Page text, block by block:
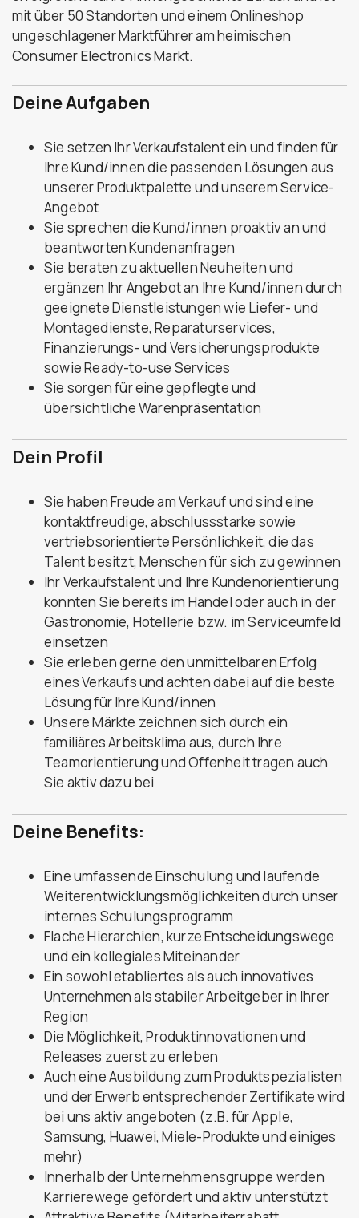
mit über 50 Standorten und einem Onlineshop
ungeschlagener Marktführer am heimischen
Consumer Electronics Markt.
Deine Aufgaben
Sie setzen Ihr Verkaufstalent ein und finden für
Ihre Kund/innen die passenden Lösungen aus
unserer Produktpalette und unserem Service-
Angebot
Sie sprechen die Kund/innen proaktiv an und
beantworten Kundenanfragen
Sie beraten zu aktuellen Neuheiten und
ergänzen Ihr Angebot an Ihre Kund/innen durch
geeignete Dienstleistungen wie Liefer- und
Montagedienste, Reparaturservices,
Finanzierungs- und Versicherungsprodukte
sowie Ready-to-use Services
Sie sorgen für eine gepflegte und
übersichtliche Warenpräsentation
Dein Profil
Sie haben Freude am Verkauf und sind eine
kontaktfreudige, abschlussstarke sowie
vertriebsorientierte Persönlichkeit, die das
Talent besitzt, Menschen für sich zu gewinnen
Ihr Verkaufstalent und Ihre Kundenorientierung
konnten Sie bereits im Handel oder auch in der
Gastronomie, Hotellerie bzw. im Serviceumfeld
einsetzen
Sie erleben gerne den unmittelbaren Erfolg
eines Verkaufs und achten dabei auf die beste
Lösung für Ihre Kund/innen
Unsere Märkte zeichnen sich durch ein
familiäres Arbeitsklima aus, durch Ihre
Teamorientierung und Offenheit tragen auch
Sie aktiv dazu bei
Deine Benefits:
Eine umfassende Einschulung und laufende
Weiterentwicklungsmöglichkeiten durch unser
internes Schulungsprogramm
Flache Hierarchien, kurze Entscheidungswege
und ein kollegiales Miteinander
Ein sowohl etabliertes als auch innovatives
Unternehmen als stabiler Arbeitgeber in Ihrer
Region
Die Möglichkeit, Produktinnovationen und
Releases zuerst zu erleben
Auch eine Ausbildung zum Produktspezialisten
und der Erwerb entsprechender Zertifikate wird
bei uns aktiv angeboten (z.B. für Apple,
Samsung, Huawei, Miele-Produkte und einiges
mehr)
Innerhalb der Unternehmensgruppe werden
Karrierewege gefördert und aktiv unterstützt